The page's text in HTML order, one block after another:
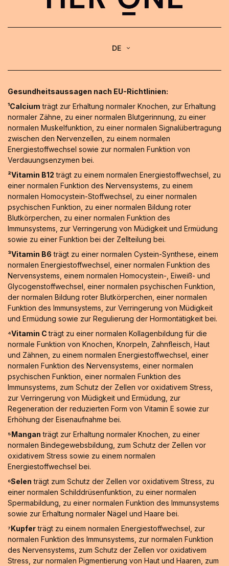
DE
Gesundheitsaussagen nach EU-Richtlinien:
¹Calcium trägt zur Erhaltung normaler Knochen, zur Erhaltung
normaler Zähne, zu einer normalen Blutgerinnung, zu einer
normalen Muskelfunktion, zu einer normalen Signalübertragung
zwischen den Nervenzellen, zu einem normalen
Energiestoffwechsel sowie zur normalen Funktion von
Verdauungsenzymen bei.
²Vitamin B12 trägt zu einem normalen Energiestoffwechsel, zu
einer normalen Funktion des Nervensystems, zu einem
normalen Homocystein-Stoffwechsel, zu einer normalen
psychischen Funktion, zu einer normalen Bildung roter
Blutkörperchen, zu einer normalen Funktion des
Immunsystems, zur Verringerung von Müdigkeit und Ermüdung
sowie zu einer Funktion bei der Zellteilung bei.
³Vitamin B6 trägt zu einer normalen Cystein-Synthese, einem
normalen Energiestoffwechsel, einer normalen Funktion des
Nervensystems, einem normalen Homocystein-, Eiweiß- und
Glycogenstoffwechsel, einer normalen psychischen Funktion,
der normalen Bildung roter Blutkörperchen, einer normalen
Funktion des Immunsystems, zur Verringerung von Müdigkeit
und Ermüdung sowie zur Regulierung der Hormontätigkeit bei.
⁴Vitamin Cträgt zu einer normalen Kollagenbildung für die
normale Funktion von Knochen, Knorpeln, Zahnfleisch, Haut
und Zähnen, zu einem normalen Energiestoffwechsel, einer
normalen Funktion des Nervensystems, einer normalen
psychischen Funktion, einer normalen Funktion des
Immunsystems, zum Schutz der Zellen vor oxidativem Stress,
zur Verringerung von Müdigkeit und Ermüdung, zur
Regeneration der reduzierten Form von Vitamin E sowie zur
Erhöhung der Eisenaufnahme bei.
⁵Mangan trägt zur Erhaltung normaler Knochen, zu einer
normalen Bindegewebsbildung, zum Schutz der Zellen vor
oxidativem Stress sowie zu einem normalen
Energiestoffwechsel bei.
⁶Selen trägt zum Schutz der Zellen vor oxidativem Stress, zu
einer normalen Schilddrüsenfunktion, zu einer normalen
Spermabildung, zu einer normalen Funktion des Immunsystems
sowie zur Erhaltung normaler Nägel und Haare bei.
⁷Kupferträgt zu einem normalen Energiestoffwechsel, zur
normalen Funktion des Immunsystems, zur normalen Funktion
des Nervensystems, zum Schutz der Zellen vor oxidativem
Stress, zur normalen Pigmentierung von Haut und Haaren, zum